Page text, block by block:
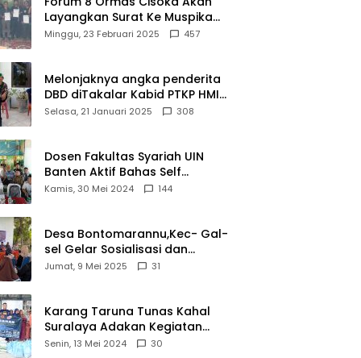
Layangkan Surat Ke Muspika
Atas Adanya Kantor Matel di
Minggu, 23 Februari 2025 457
Melonjaknya angka penderita
DBD diTakalar Kabid PTKP HMI
Cab.Takalar angkat bicara
Selasa, 21 Januari 2025 308
Dosen Fakultas Syariah UIN
Banten Aktif Bahas Self
Declare Halal dalam Forum
Kamis, 30 Mei 2024 144
Desa Bontomarannu,Kec- Gal-
sel Gelar Sosialisasi dan
Bimtek Pemutakhiran Data ID
Jumat, 9 Mei 2025 31
Karang Taruna Tunas Kahal
Suralaya Adakan Kegiatan
Bansos Terhadap Kaum
Senin, 13 Mei 2024 30